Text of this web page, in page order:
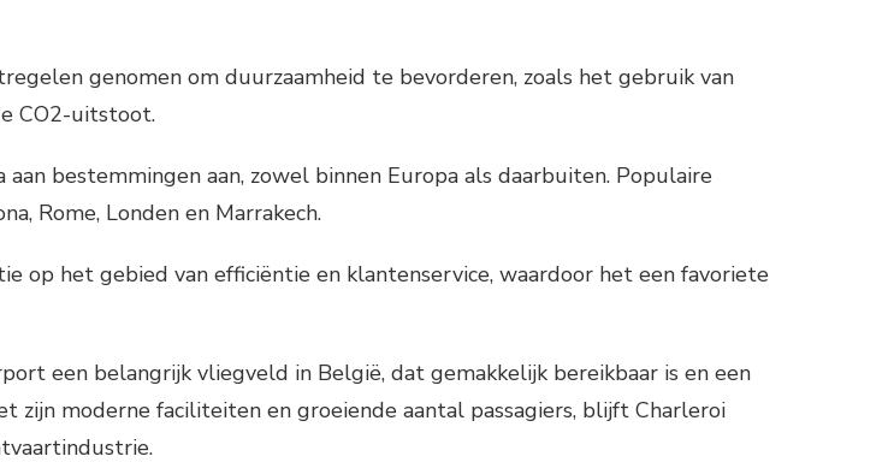
genomen om duurzaamheid te bevorderen, zoals het gebruik van
CO2-uitstoot.
bestemmingen aan, zowel binnen Europa als daarbuiten. Populaire
Rome, Londen en Marrakech.
op het gebied van efficiëntie en klantenservice, waardoor het een favoriete
een belangrijk vliegveld in België, dat gemakkelijk bereikbaar is en een
zijn moderne faciliteiten en groeiende aantal passagiers, blijft Charleroi